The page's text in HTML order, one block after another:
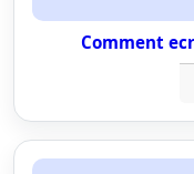
Comment